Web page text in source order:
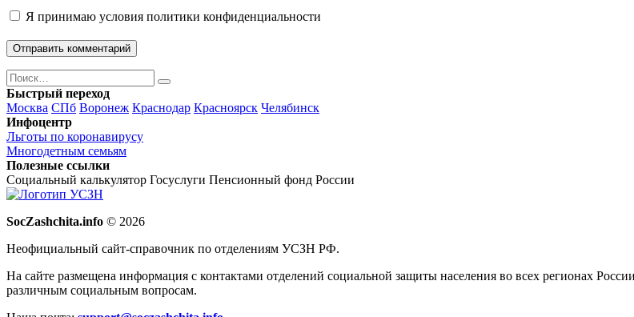
Я принимаю условия политики конфиденциальности
Поиск
Найти
Быстрый переход
Москва СПб Воронеж Краснодар Красноярск Челябинск
Инфоцентр
Льготы по коронавирусу
Многодетным семьям
Полезные ссылки
Социальный калькулятор Госуслуги Пенсионный фонд России
SocZashchita.info © 2026
Неофициальный сайт-справочник по отделениям УСЗН РФ.
На сайте размещена информация с контактами отделений социальной защиты населения во всех регионах
различным социальным вопросам.